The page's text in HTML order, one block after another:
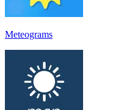
Meteograms